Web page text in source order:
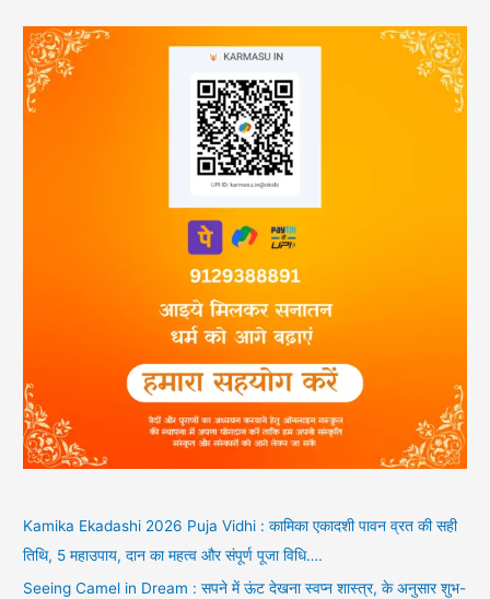
Kamika Ekadashi 2026 Puja Vidhi : कामिका एकादशी पावन व्रत की सही
तिथि, 5 महाउपाय, दान का महत्व और संपूर्ण पूजा विधि….
Seeing Camel in Dream : सपने में ऊंट देखना स्वप्न शास्त्र, के अनुसार शुभ-